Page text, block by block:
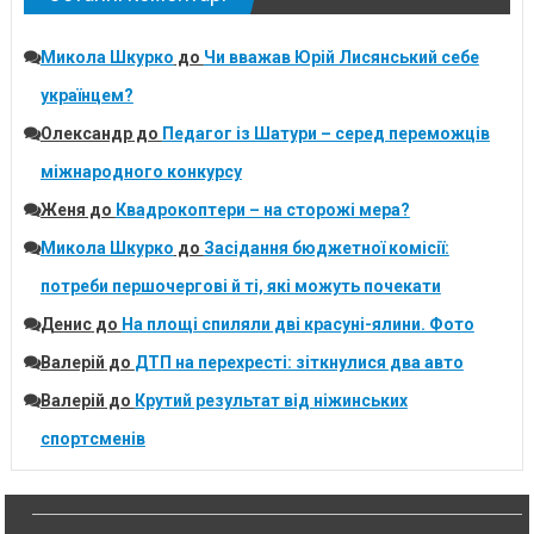
Микола Шкурко до Чи вважав Юрій Лисянський себе
українцем?
Олександрдо Педагог із Шатури – серед переможців
міжнародного конкурсу
Женя до Квадрокоптери – на сторожі мера?
Микола Шкурко до Засідання бюджетної комісії:
потреби першочергові й ті, які можуть почекати
Денисдо На площі спиляли дві красуні-ялини. Фото
Валерій до ДТП на перехресті: зіткнулися два авто
Валерій до Крутий результат від ніжинських
спортсменів